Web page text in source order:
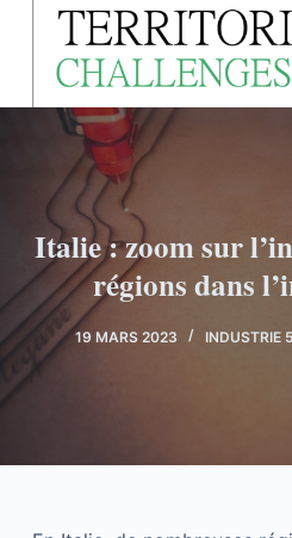
c
o
n
t
u
Italie : zoom sur
régions dans
19 MARS 2023 INDUSTRIE